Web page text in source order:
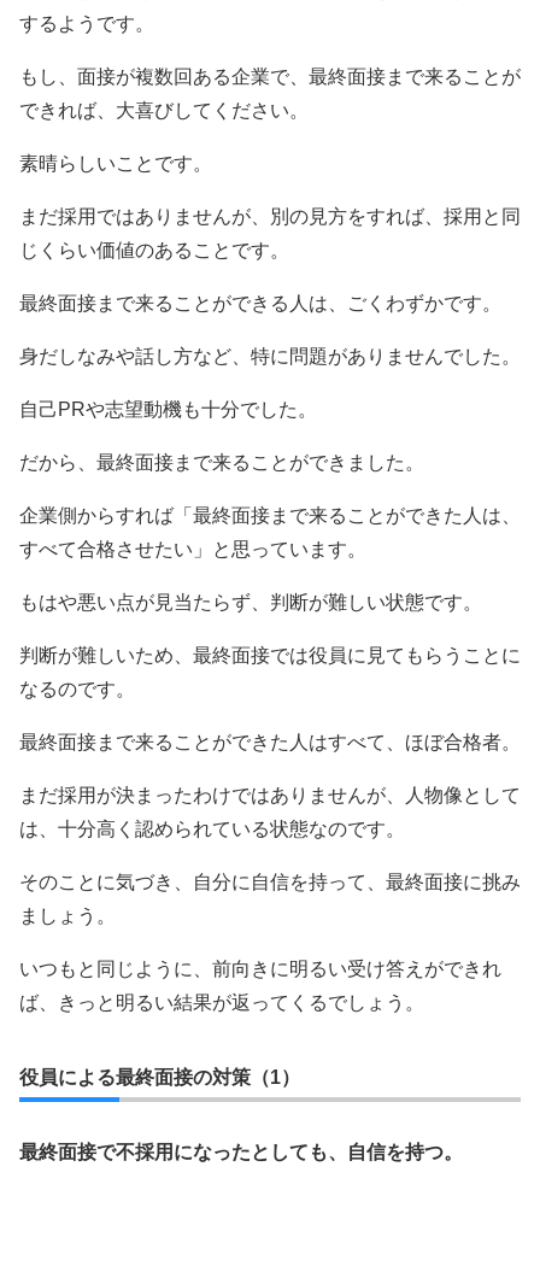
するようです。
もし、面接が複数回ある企業で、最終面接まで来ることが
できれば、大喜びしてください。
素晴らしいことです。
まだ採用ではありませんが、別の見方をすれば、採用と同
じくらい価値のあることです。
最終面接まで来ることができる人は、ごくわずかです。
身だしなみや話し方など、特に問題がありませんでした。
自己PRや志望動機も十分でした。
だから、最終面接まで来ることができました。
企業側からすれば「最終面接まで来ることができた人は、
すべて合格させたい」と思っています。
もはや悪い点が見当たらず、判断が難しい状態です。
判断が難しいため、最終面接では役員に見てもらうことに
なるのです。
最終面接まで来ることができた人はすべて、ほぼ合格者。
まだ採用が決まったわけではありませんが、人物像として
は、十分高く認められている状態なのです。
そのことに気づき、自分に自信を持って、最終面接に挑み
ましょう。
いつもと同じように、前向きに明るい受け答えができれ
ば、きっと明るい結果が返ってくるでしょう。
役員による最終面接の対策（1）
最終面接で不採用になったとしても、自信を持つ。